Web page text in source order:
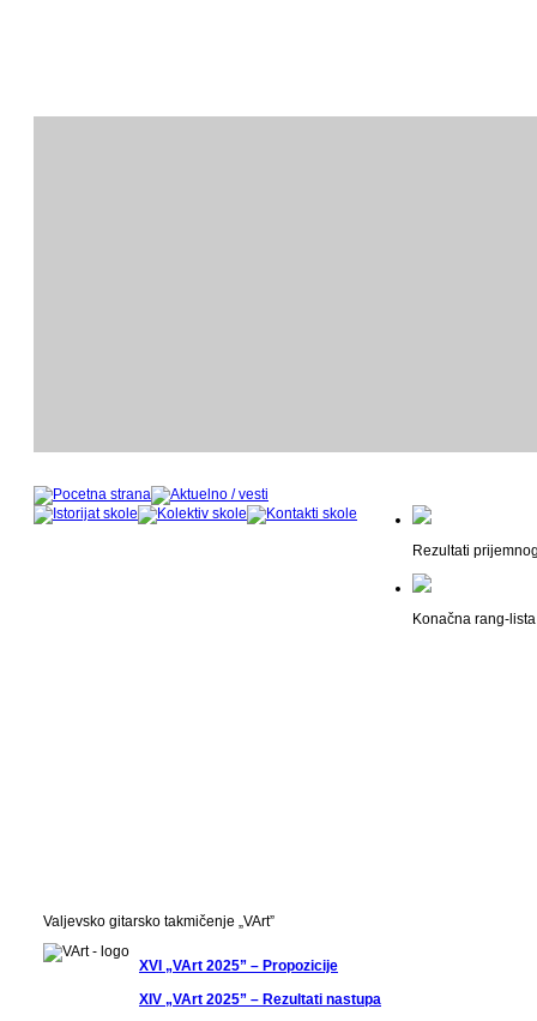
Rezultati
Konačna rang-
Valjevsko gitarsko takmičenje „VArt”
XVI „VArt 2025” – Propozicije
XIV „VArt 2025” – Rezultati nastupa